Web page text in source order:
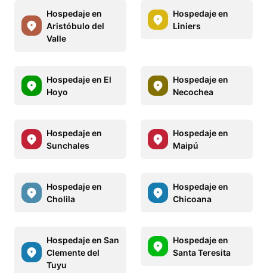
Hospedaje en
Aristóbulo del
Valle
Hospedaje en
Liniers
Hospedaje en El
Hoyo
Hospedaje en
Necochea
Hospedaje en
Sunchales
Hospedaje en
Maipú
Hospedaje en
Cholila
Hospedaje en
Chicoana
Hospedaje en San
Clemente del
Tuyu
Hospedaje en
Santa Teresita